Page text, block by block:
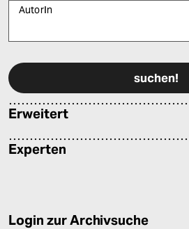
AutorIn
Erweitert
Experten
Login zur Archivsuche